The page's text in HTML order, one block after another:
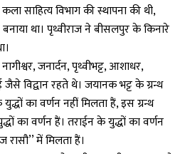
साहित्य विभाग की स्थापना की थी,
था। पृथ्वीराज ने बीसलपुर के किनारे
जनार्दन, पृथ्वीभट्ट, आशाधर,
विद्वान रहते थे। जयानक भट्ट के ग्रन्थ
का वर्णन नहीं मिलता हैं, इस ग्रन्थ
का वर्णन हैं। तराईन के युद्धों का वर्णन
रासौ’’ में मिलता हैं।